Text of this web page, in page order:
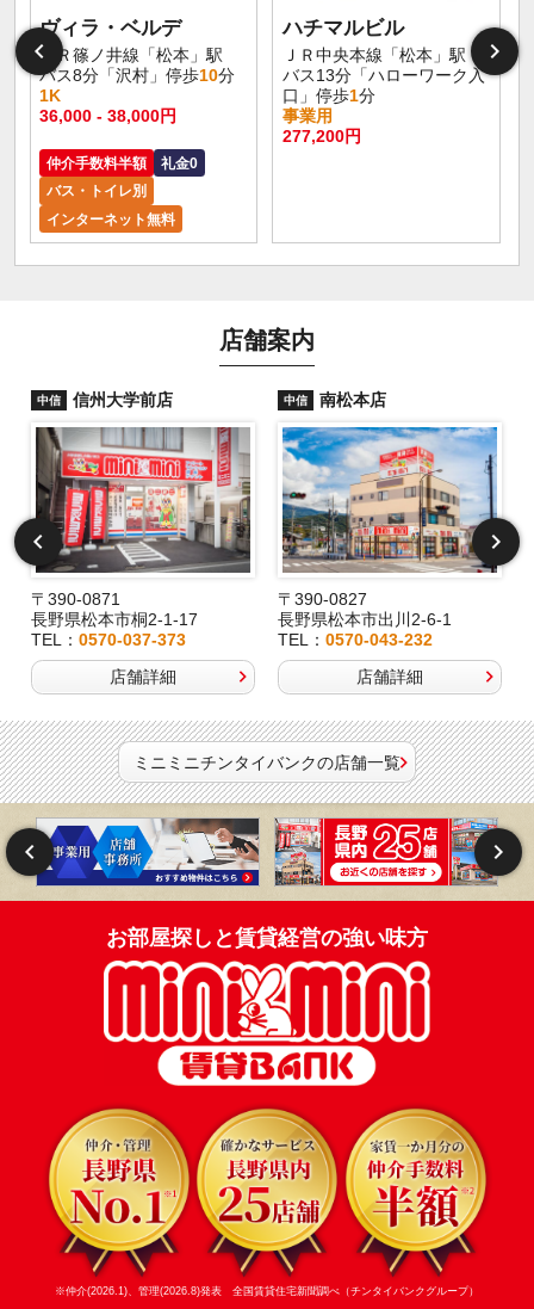
ヴィラ・ベルデ
ＪＲ篠ノ井線「松本」駅
バス8分「沢村」停歩10分
1K
36,000 - 38,000円
仲介手数料半額
礼金0
バス・トイレ別
インターネット無料
ハチマルビル
ＪＲ中央本線「松本」駅
バス13分「ハローワーク入
口」停歩1分
事業用
277,200円
店舗案内
中信 信州大学前店
〒390-0871
長野県松本市桐2-1-17
TEL：0570-037-373
店舗詳細
中信 南松本店
〒390-0827
長野県松本市出川2-6-1
TEL：0570-043-232
店舗詳細
ミニミニチンタイバンクの店舗一覧
お部屋探しと賃貸経営の強い味方
※仲介(2026.1)、管理(2026.8)発表 全国賃貸住宅新聞調べ（チンタイバンクグループ）